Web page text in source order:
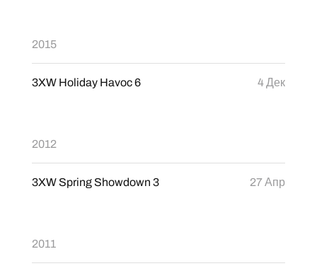
2015
3XW Holiday Havoc 6 4 Дек
2012
3XW Spring Showdown 3 27 Апр
2011